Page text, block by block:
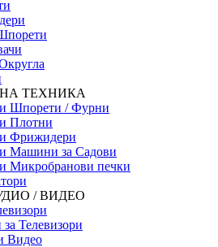
ТЕХНИКА
Шпорети / Фурни
Плотни
Фрижидери
Машини за Садови
Микробранови печки
/ ВИДЕО
Телевизори
Видео